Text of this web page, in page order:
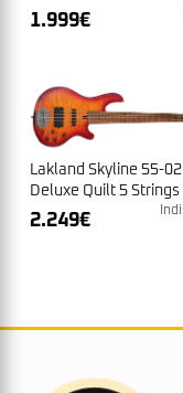
Neck Natural
1.999€
Lakland Skyline 55-02
Deluxe Quilt 5 Strings
Sunburst Satin Maple
2.249€